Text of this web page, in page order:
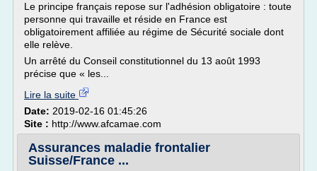
Le principe français repose sur l'adhésion obligatoire : toute
personne qui travaille et réside en France est
obligatoirement affiliée au régime de Sécurité sociale dont
elle relève.
Un arrêté du Conseil constitutionnel du 13 août 1993
précise que « les...
Lire la suite
Date: 2019-02-16 01:45:26
Site : http://www.afcamae.com
Assurances maladie frontalier
Suisse/France ...